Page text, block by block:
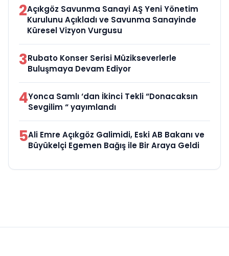
2Açıkgöz Savunma Sanayi AŞ Yeni Yönetim
Kurulunu Açıkladı ve Savunma Sanayinde
Küresel Vizyon Vurgusu
3Rubato Konser Serisi Müzikseverlerle
Buluşmaya Devam Ediyor
4Yonca Samlı ‘dan İkinci Tekli “Donacaksın
Sevgilim “ yayımlandı
5Ali Emre Açıkgöz Galimidi, Eski AB Bakanı ve
Büyükelçi Egemen Bağış ile Bir Araya Geldi